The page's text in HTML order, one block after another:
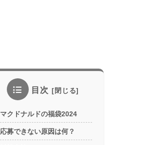
目次
マクドナルドの福袋2024
応募できない原因は何？